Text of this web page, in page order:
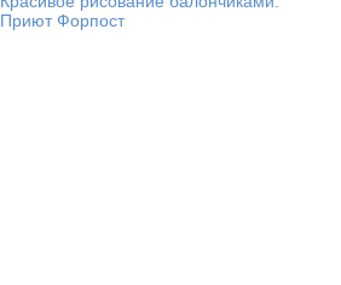
Приют Форпост